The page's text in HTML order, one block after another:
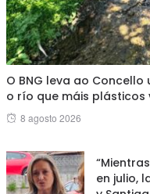
O BNG leva ao
o río que máis plásticos
Posted
8 agosto 2026
en julio,